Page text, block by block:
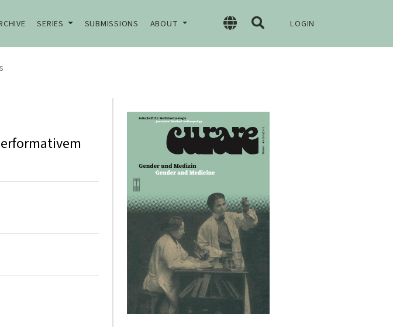
SERIES SUBMISSIONS ABOUT LOGIN